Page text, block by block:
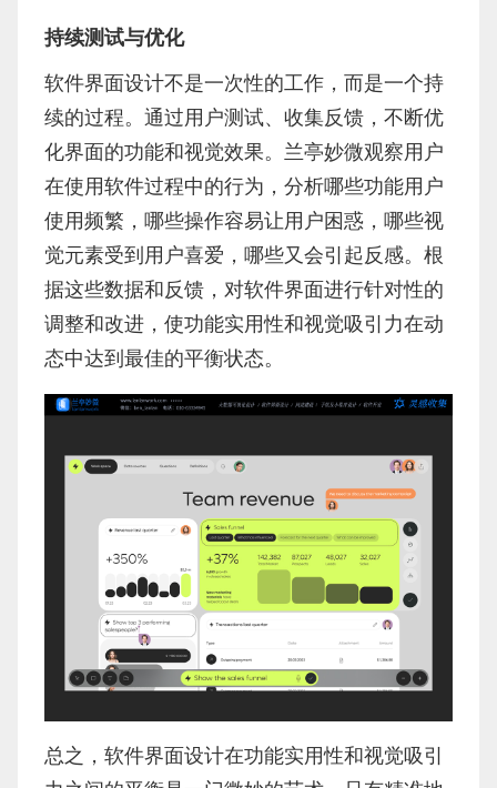
持续测试与优化
软件界面设计不是一次性的工作，而是一个持
续的过程。通过用户测试、收集反馈，不断优
化界面的功能和视觉效果。兰亭妙微观察用户
在使用软件过程中的行为，分析哪些功能用户
使用频繁，哪些操作容易让用户困惑，哪些视
觉元素受到用户喜爱，哪些又会引起反感。根
据这些数据和反馈，对软件界面进行针对性的
调整和改进，使功能实用性和视觉吸引力在动
态中达到最佳的平衡状态。
总之，软件界面设计在功能实用性和视觉吸引